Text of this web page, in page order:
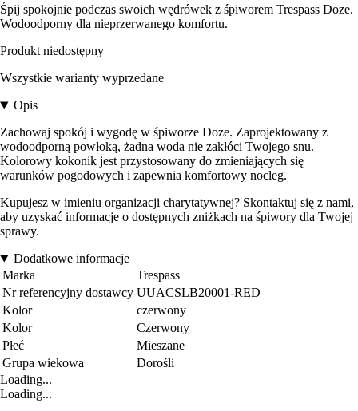
Śpij spokojnie podczas swoich wędrówek z śpiworem Trespass Doze.
Wodoodporny dla nieprzerwanego komfortu.
Produkt niedostępny
Wszystkie warianty wyprzedane
Opis
Zachowaj spokój i wygodę w śpiworze Doze. Zaprojektowany z
wodoodporną powłoką, żadna woda nie zakłóci Twojego snu.
Kolorowy kokonik jest przystosowany do zmieniających się
warunków pogodowych i zapewnia komfortowy nocleg.
Kupujesz w imieniu organizacji charytatywnej? Skontaktuj się z nami,
aby uzyskać informacje o dostępnych zniżkach na śpiwory dla Twojej
sprawy.
Dodatkowe informacje
Marka
Trespass
Nr referencyjny dostawcy UUACSLB20001-RED
Kolor
czerwony
Kolor
Czerwony
Płeć
Mieszane
Grupa wiekowa
Dorośli
Loading...
Loading...